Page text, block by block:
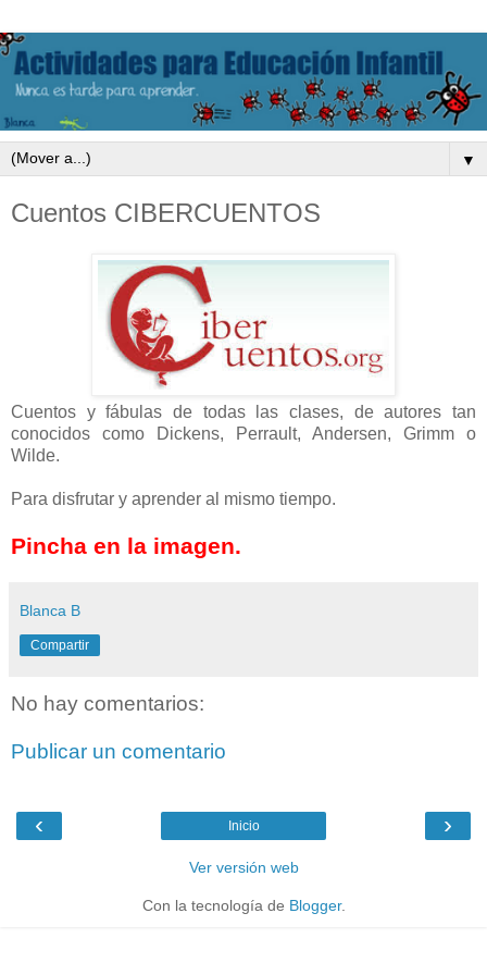
▼
Cuentos CIBERCUENTOS
Cuentos y fábulas de todas las clases, de autores tan
conocidos como Dickens, Perrault, Andersen, Grimm o
Wilde.
Para disfrutar y aprender al mismo tiempo.
Pincha en la imagen.
Blanca B
Compartir
No hay comentarios:
Publicar un comentario
‹ ›
Inicio
Ver versión web
Con la tecnología de Blogger.